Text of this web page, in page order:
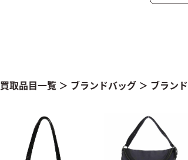
買取品目一覧 ＞ ブランドバッグ ＞ ブランド